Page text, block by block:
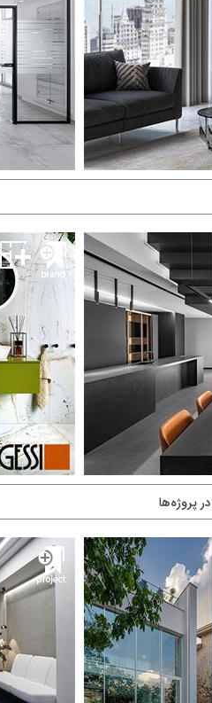
هف HAF
Furniture
رونا
طراحی و
دریافت کاتالوگ
پروژه